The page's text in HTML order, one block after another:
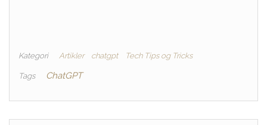
Kategori Artikler chatgpt Tech Tips og Tricks
Tags ChatGPT